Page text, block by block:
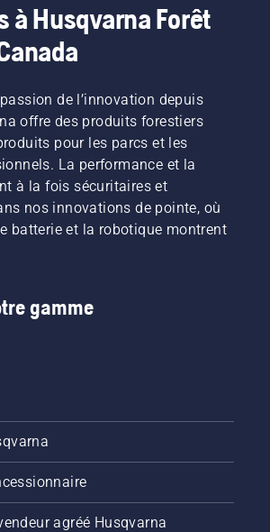
à Husqvarna Forêt
de l’innovation depuis
offre des produits forestiers
pour les parcs et les
La performance et la
à la fois sécuritaires et
nos innovations de pointe, où
batterie et la robotique montrent
gamme
agréé Husqvarna